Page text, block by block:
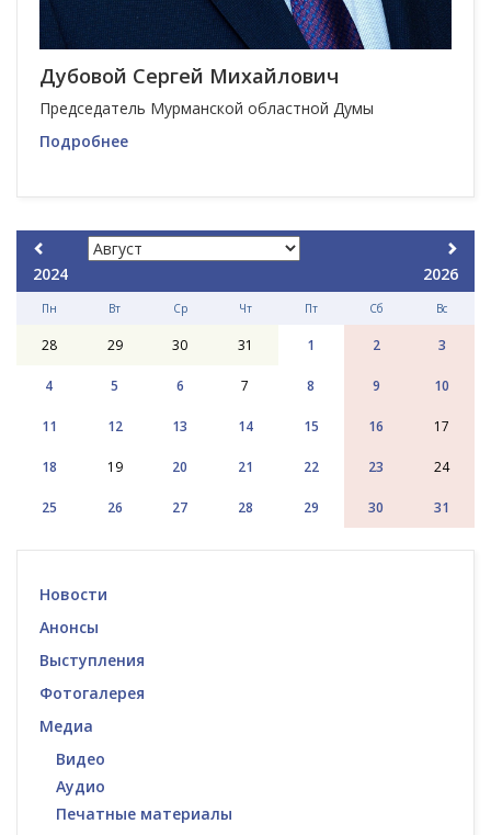
Дубовой Сергей Михайлович
Председатель Мурманской областной Думы
Подробнее
2024 2026
Пн Вт Ср Чт Пт Сб Вс
28 29 30 31 1 2 3
4 5 6 7 8 9 10
11 12 13 14 15 16 17
18 19 20 21 22 23 24
25 26 27 28 29 30 31
Новости
Анонсы
Выступления
Фотогалерея
Медиа
Видео
Аудио
Печатные материалы